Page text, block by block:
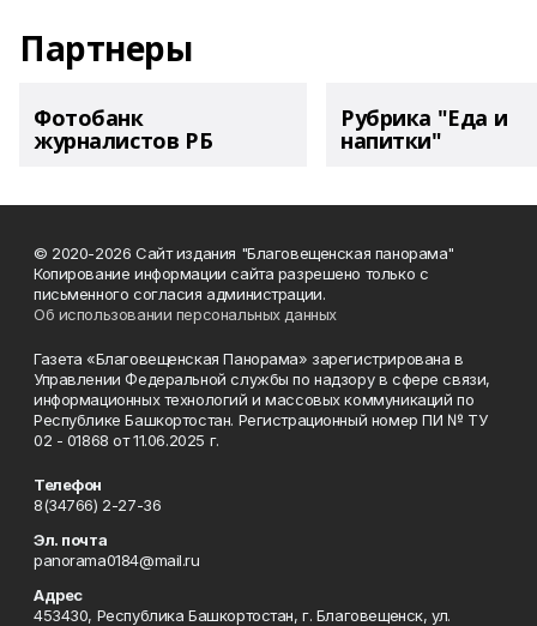
Партнеры
Фотобанк
журналистов РБ
Рубрика "Еда и
напитки"
© 2020-2026 Сайт издания "Благовещенская панорама"
Копирование информации сайта разрешено только с
письменного согласия администрации.
Об использовании персональных данных
Газета «Благовещенская Панорама» зарегистрирована в
Управлении Федеральной службы по надзору в сфере связи,
информационных технологий и массовых коммуникаций по
Республике Башкортостан. Регистрационный номер ПИ № ТУ
02 - 01868 от 11.06.2025 г.
Телефон
8(34766) 2-27-36
Эл. почта
panorama0184@mail.ru
Адрес
453430, Республика Башкортостан, г. Благовещенск, ул.